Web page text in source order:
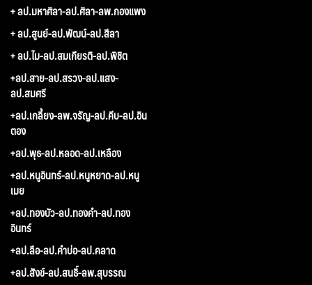
+ ลป.มหาศิลา-ลป.ศิลา-ลพ.กองแพง
+ ลป.สูนย์-ลป.พัฒน์-ลป.สีลา
+ ลป.ไม-ลป.สมเกียรติ-ลป.พิชิต
+ลป.สาย-ลป.สรวง-ลป.แสง-
ลป.สมศรี
+ลป.เกลี้ยง-ลพ.จรัญ-ลป.คีบ-ลป.อิน
ตอง
+ลป.พุธ-ลป.หลอด-ลป.เหลือง
+ลป.หนูอินทร์-ลป.หนูหยาด-ลป.หนู
เมย
+ลป.ทองบัว-ลป.ทองคำ-ลป.ทอง
อินทร์
+ลป.ลือ-ลป.คำบ่อ-ลป.คลาด
+ลป.สังข์-ลป.สนธิ์-ลพ.สุบรรณ